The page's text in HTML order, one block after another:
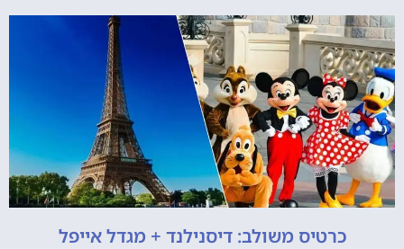
כרטיס משולב: דיסנילנד + מגדל אייפל